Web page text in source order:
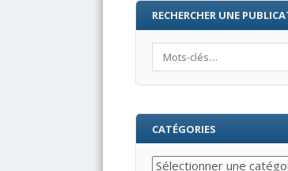
RECHERCHER UNE
CATÉGORIES
Catégories